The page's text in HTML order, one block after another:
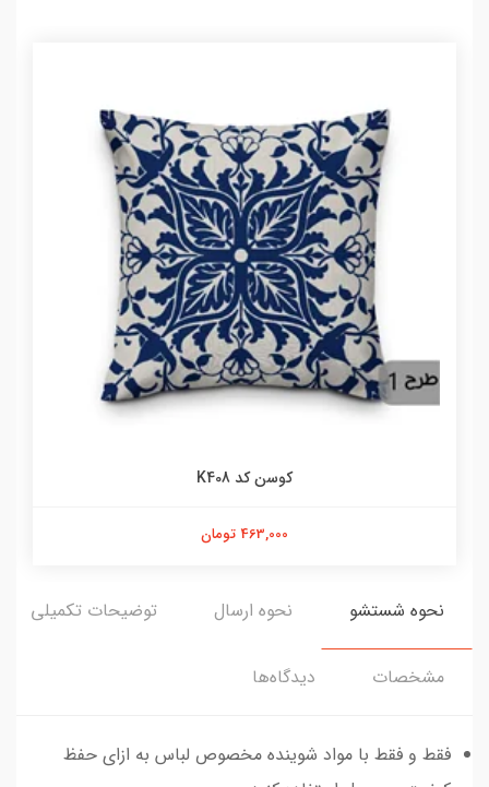
کوسن کد K408
463,000 تومان
نحوه شستشو نحوه ارسال توضیحات تکمیلی
مشخصات دیدگاه‌ها
فقط و فقط با مواد شوینده مخصوص لباس به ازای حفظ